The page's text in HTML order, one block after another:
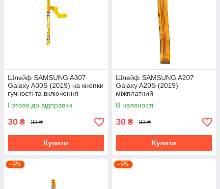
Шлейф SAMSUNG A307
Galaxy A30S (2019) на кнопки
гучності та включення
Готово до відправки
30 ₴ 33 ₴
Купити
Шлейф SAMSUNG A207
Galaxy A20S (2019)
міжплатний
В наявності
30 ₴ 33 ₴
Купити
–9% –9%